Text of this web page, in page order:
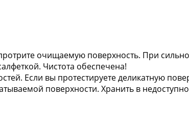
очищаемую поверхность. При
Чистота обеспечена!
Если вы протестируете деликатную
поверхности. Хранить в